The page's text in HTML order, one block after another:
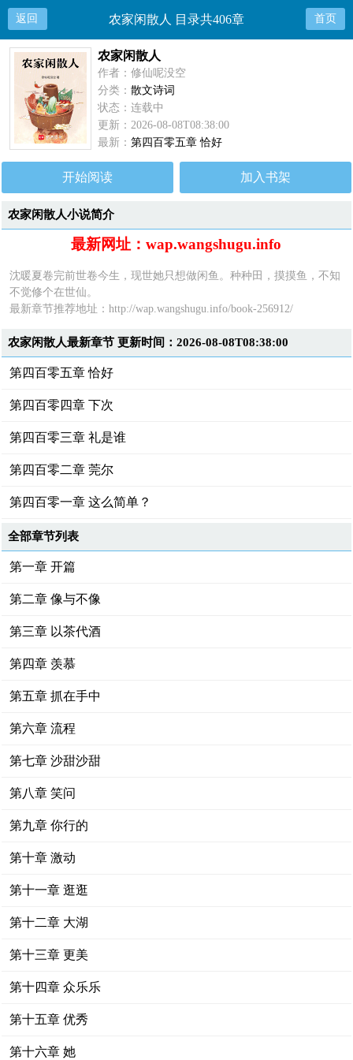
返回 农家闲散人 目录共406章 首页
农家闲散人
作者：修仙呢没空
分类：散文诗词
状态：连载中
更新：2026-08-08T08:38:00
最新：第四百零五章 恰好
开始阅读 加入书架
农家闲散人小说简介
最新网址：wap.wangshugu.info
沈暖夏卷完前世卷今生，现世她只想做闲鱼。种种田，摸摸鱼，不知
不觉修个在世仙。
最新章节推荐地址：http://wap.wangshugu.info/book-256912/
农家闲散人最新章节 更新时间：2026-08-08T08:38:00
第四百零五章 恰好
第四百零四章 下次
第四百零三章 礼是谁
第四百零二章 莞尔
第四百零一章 这么简单？
全部章节列表
第一章 开篇
第二章 像与不像
第三章 以茶代酒
第四章 羡慕
第五章 抓在手中
第六章 流程
第七章 沙甜沙甜
第八章 笑问
第九章 你行的
第十章 激动
第十一章 逛逛
第十二章 大湖
第十三章 更美
第十四章 众乐乐
第十五章 优秀
第十六章 她